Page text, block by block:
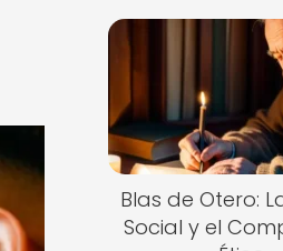
Blas de Otero:
Social y el